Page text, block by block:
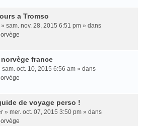
a Tromso
» sam. nov. 28, 2015 6:51 pm » dans
france
sam. oct. 10, 2015 6:56 am » dans
de voyage perso !
» mer. oct. 07, 2015 3:50 pm » dans